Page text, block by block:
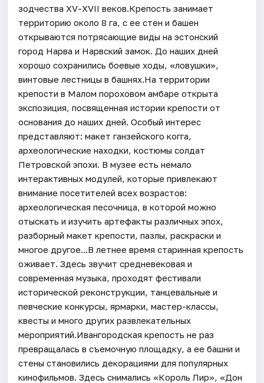
зодчества XV-XVII веков.Крепость занимает
территорию около 8 га, с ее стен и башен
открываются потрясающие виды на эстонский
город Нарва и Нарвский замок. До наших дней
хорошо сохранились боевые ходы, «ловушки»,
винтовые лестницы в башнях.На территории
крепости в Малом пороховом амбаре открыта
экспозиция, посвященная истории крепости от
основания до наших дней. Особый интерес
представляют: макет ганзейского когга,
археологические находки, костюмы солдат
Петровской эпохи. В музее есть немало
интерактивных модулей, которые привлекают
внимание посетителей всех возрастов:
археологическая песочница, в которой можно
отыскать и изучить артефакты различных эпох,
разборный макет крепости, пазлы, раскраски и
многое другое...В летнее время старинная крепость
оживает. Здесь звучит средневековая и
современная музыка, проходят фестивали
исторической реконструкции, танцевальные и
певческие конкурсы, ярмарки, мастер-классы,
квесты и много других развлекательных
мероприятий.Ивангородская крепость не раз
превращалась в съемочную площадку, а ее башни и
стены становились декорациями для популярных
кинофильмов. Здесь снимались «Король Лир», «Дон